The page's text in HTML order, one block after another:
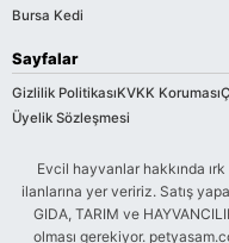
Bursa Kedi
Sayfalar
Gizlilik PolitikasıKVKK Koruması
Üyelik Sözleşmesi
Evcil hayvanlar hakkında
ilanlarına yer veririz. Satış
GIDA, TARIM ve
olması gerekiyor.